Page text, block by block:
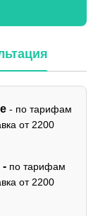
- по тарифам
от 2200
- по тарифам
от 2200